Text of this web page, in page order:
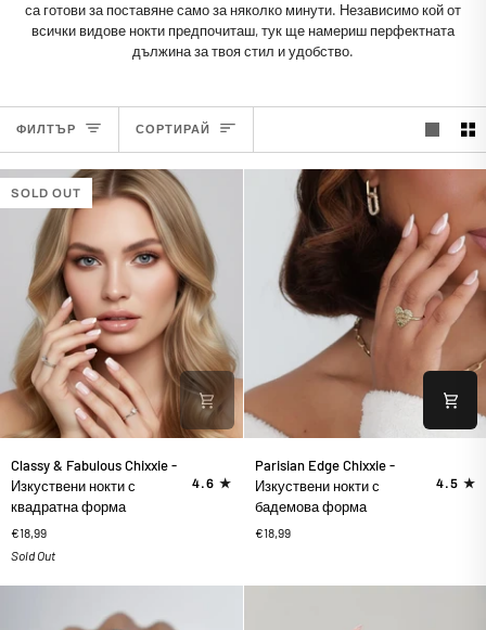
са готови за поставяне само за няколко минути. Независимо кой от
всички видове нокти предпочиташ, тук ще намериш перфектната
дължина за твоя стил и удобство.
ФИЛТЪР СОРТИРАЙ
СОРТИРАЙ
SOLD OUT
&
Fabulous
Chixxie
-
Изкуствени
Classy & Fabulous Chixxie -
Изкуствени нокти с
квадратна форма
4.6
€18,99
Sold Out
Edge
Chixxie
-
Изкуствени
Parisian Edge Chixxie -
Изкуствени нокти с
бадемова форма
4.5
€18,99